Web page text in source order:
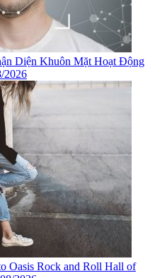
Diện Khuôn Mặt Hoạt Động
2026
Oasis Rock and Roll Hall of